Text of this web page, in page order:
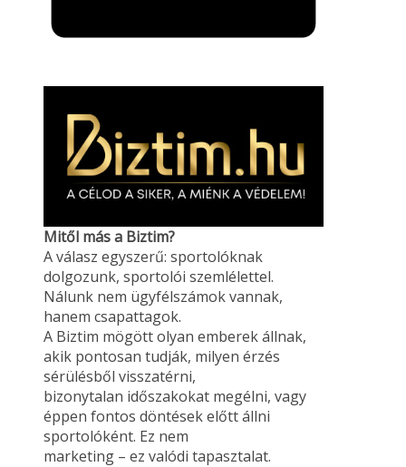
Mitől más a Biztim?
A válasz egyszerű: sportolóknak
dolgozunk, sportolói szemlélettel.
Nálunk nem ügyfélszámok vannak,
hanem csapattagok.
A Biztim mögött olyan emberek állnak,
akik pontosan tudják, milyen érzés
sérülésből visszatérni,
bizonytalan időszakokat megélni, vagy
éppen fontos döntések előtt állni
sportolóként. Ez nem
marketing – ez valódi tapasztalat.